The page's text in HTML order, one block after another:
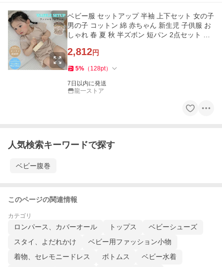
ベビー服 セットアップ 半袖 上下セット 女の子
男の子 コットン 綿 赤ちゃん 新生児 子供服 お
しゃれ 春 夏 秋 半ズボン 短パン 2点セット 着
2,812円
5% （ 128pt）
7日以内に発送
龍一ストア
人気検索キーワードで探す
ベビー腹巻
このページの関連情報
カテゴリ
ロンパース、カバーオール トップス
ベビーシューズ
スタイ、よだれかけ
ベビー用ファッション小物
着物、セレモニードレス
ボトムス
ベビー水着